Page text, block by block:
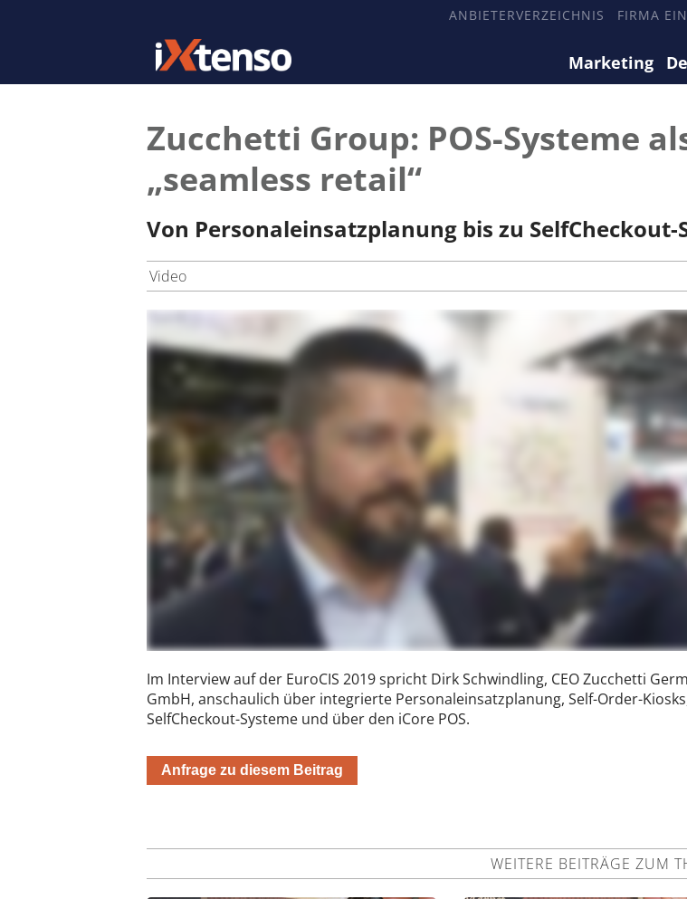
ANBIETERVERZEICHNIS FIRMA
Marketing
Zucchetti Group: POS-Systeme
„seamless retail“
Von Personaleinsatzplanung bis zu SelfCheckout-
Video
Im Interview auf der EuroCIS 2019 spricht Dirk Schwindling, CEO Zucchetti
GmbH, anschaulich über integrierte Personaleinsatzplanung, Self-Order-
SelfCheckout-Systeme und über den iCore POS.
Anfrage zu diesem Beitrag
WEITERE BEITRÄGE ZUM